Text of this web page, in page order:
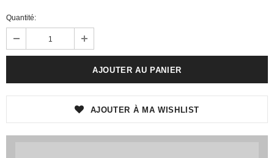
Quantité:
AJOUTER À MA WISHLIST